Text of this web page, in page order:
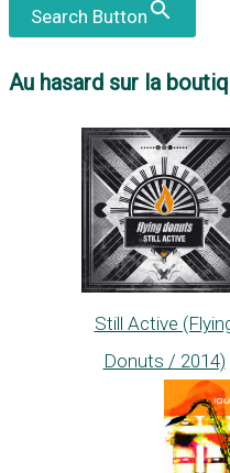
Search Button
Au hasard sur la
Still Active
Donuts / 2014)